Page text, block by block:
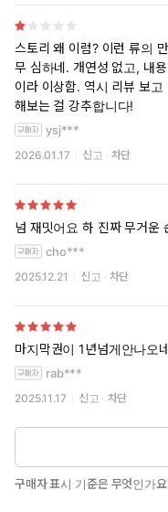
스토리 왜 이럼? 이런 류의
무 심하네. 개연성 없고, 내
이라 이상함. 역시 리뷰 보
해보는 걸 강추합니다!
ysj***
2026.01.17 신고 차단
넘 재밋어요 하 진짜 무거운
cho***
2025.12.21 신고 차단
마지막권이 1년넘게안나오
rab***
2025.11.17 신고 차단
구매자 표시 기준은 무엇인가